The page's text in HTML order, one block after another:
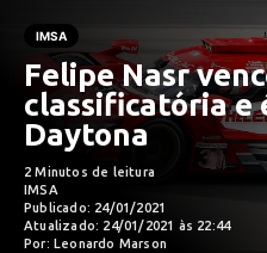
IMSA
Felipe Nasr
classificatória e
Daytona
2 Minutos de leitura
IMSA
Publicado: 24/01/2021
Atualizado: 24/01/2021 às 22:44
Por: Leonardo Marson